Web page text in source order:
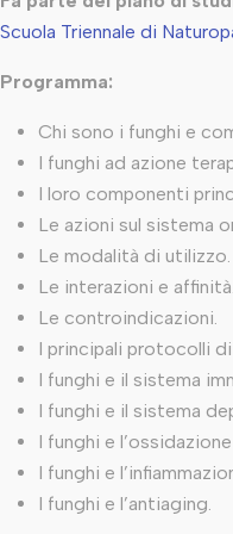
Scuola Triennale di
Programma:
Chi sono i funghi e
I funghi ad azione
I loro componenti
Le azioni sul sistema
Le modalità di utilizzo.
Le interazioni e affinità.
Le controindicazioni.
I principali protocolli
I funghi e il sistema
I funghi e il sistema
I funghi e
I funghi e
I funghi e l’antiaging.